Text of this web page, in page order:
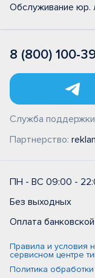
Обслуживание юр.
8 (800) 100-
Служба
Партнерство:
ПН - ВС 09:00 -
Без выходных
Оплата
Правила и условия
сервисном центре
Политика